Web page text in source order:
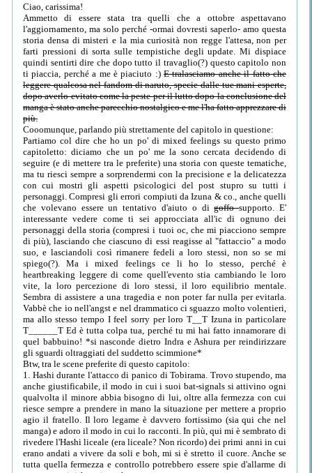
Ciao, carissima!
Ammetto di essere stata tra quelli che a ottobre aspettavano
l'aggiornamento, ma solo perché -ormai dovresti saperlo- amo questa
storia densa di misteri e la mia curiosità non regge l'attesa, non per
farti pressioni di sorta sulle tempistiche degli update. Mi dispiace
quindi sentirti dire che dopo tutto il travaglio(?) questo capitolo non
ti piaccia, perché a me è piaciuto :)E tralasciamo anche il fatto che
leggere qualcosa nel fandom di naruto, specie dalle tue mani esperte,
dopo averlo evitato come la peste per il lutto dopo la conclusione del
manga è stato anche parecchio nostalgico e me l'ha fatto apprezzare di
più.
Cooomunque, parlando più strettamente del capitolo in questione:
Partiamo col dire che ho un po' di mixed feelings su questo primo
capitoletto: diciamo che un po' me la sono cercata decidendo di
seguire (e di mettere tra le preferite) una storia con queste tematiche,
ma tu riesci sempre a sorprendermi con la precisione e la delicatezza
con cui mostri gli aspetti psicologici del post stupro su tutti i
personaggi. Compresi gli errori compiuti da Izuna & co., anche quelli
che volevano essere un tentativo d'aiuto o digoffosupporto. E'
interessante vedere come ti sei approcciata all'ic di ognuno dei
personaggi della storia (compresi i tuoi oc, che mi piacciono sempre
di più), lasciando che ciascuno di essi reagisse al "fattaccio" a modo
suo, e lasciandoli così rimanere fedeli a loro stessi, non so se mi
spiego(?). Ma i mixed feelings ce li ho lo stesso, perché è
heartbreaking leggere di come quell'evento stia cambiando le loro
vite, la loro percezione di loro stessi, il loro equilibrio mentale.
Sembra di assistere a una tragedia e non poter far nulla per evitarla.
Vabbè che io nell'angst e nel drammatico ci sguazzo molto volentieri,
ma allo stesso tempo I feel sorry per loro T__T Izuna in particolare
T______T Ed è tutta colpa tua, perché tu mi hai fatto innamorare di
quel babbuino! *si nasconde dietro Indra e Ashura per reindirizzare
gli sguardi oltraggiati del suddetto scimmione*
Btw, tra le scene preferite di questo capitolo:
1. Hashi durante l'attacco di panico di Tobirama. Trovo stupendo, ma
anche giustificabile, il modo in cui i suoi bat-signals si attivino ogni
qualvolta il minore abbia bisogno di lui, oltre alla fermezza con cui
riesce sempre a prendere in mano la situazione per mettere a proprio
agio il fratello. Il loro legame è davvero fortissimo (sia qui che nel
manga) e adoro il modo in cui lo racconti. In più, qui mi è sembrato di
rivedere l'Hashi liceale (era liceale? Non ricordo) dei primi anni in cui
erano andati a vivere da soli e boh, mi si è stretto il cuore. Anche se
tutta quella fermezza e controllo potrebbero essere spie d'allarme di